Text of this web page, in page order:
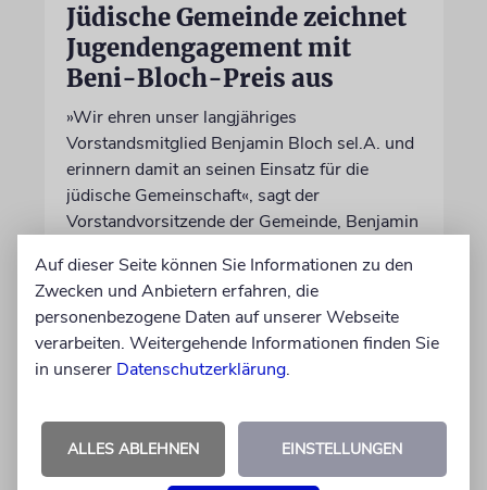
Jüdische Gemeinde zeichnet
Jugendengagement mit
Beni-Bloch-Preis aus
»Wir ehren unser langjähriges
Vorstandsmitglied Benjamin Bloch sel.A. und
erinnern damit an seinen Einsatz für die
jüdische Gemeinschaft«, sagt der
Vorstandvorsitzende der Gemeinde, Benjamin
01.06.2026
Auf dieser Seite können Sie Informationen zu den
Zwecken und Anbietern erfahren, die
personenbezogene Daten auf unserer Webseite
verarbeiten. Weitergehende Informationen finden Sie
in unserer Datenschutzerklärung.
ALLES ABLEHNEN EINSTELLUNGEN